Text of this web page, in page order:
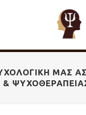
ΜΑΣ
&